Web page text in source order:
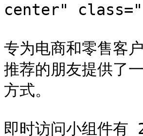
center"
专为电商和零售客
推荐的朋友提供了
方式。
即时访问小组件有